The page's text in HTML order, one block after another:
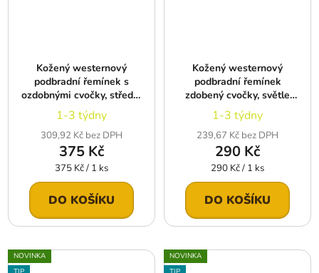
Kožený westernový
podbradní řemínek s
ozdobnými cvočky, střední
hnědá
1-3 týdny
309,92 Kč bez DPH
375 Kč
Měrná
cena:
375 Kč / 1 ks
DO KOŠÍKU
Kožený westernový
podbradní řemínek
zdobený cvočky, světle
hnědá
1-3 týdny
239,67 Kč bez DPH
290 Kč
Měrná
cena:
290 Kč / 1 ks
DO KOŠÍKU
NOVINKA
NOVINKA